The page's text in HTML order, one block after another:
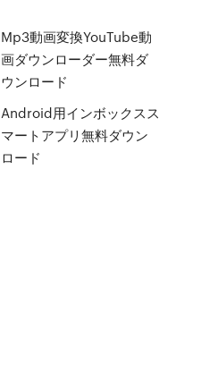
Mp3動画変換YouTube動
画ダウンローダー無料ダ
ウンロード
Android用インボックスス
マートアプリ無料ダウン
ロード